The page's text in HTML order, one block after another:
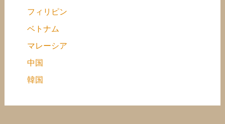
フィリピン
ベトナム
マレーシア
中国
韓国